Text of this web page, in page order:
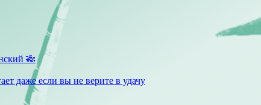
🎋
даже если вы не верите в удачу